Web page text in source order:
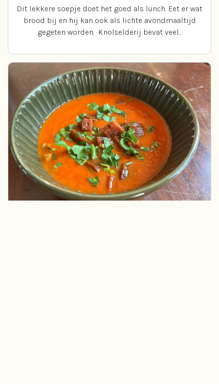
Dit lekkere soepje doet het goed als lunch. Eet er wat
brood bij en hij kan ook als lichte avondmaaltijd
gegeten worden. Knolselderij bevat veel...